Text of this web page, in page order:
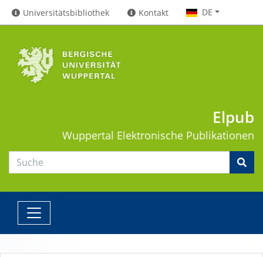
Universitätsbibliothek Kontakt DE
Elpub
Wuppertal Elektronische Publikationen